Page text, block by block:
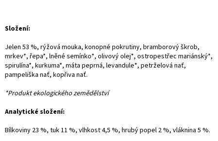
Složení:
Jelen 53 %, rýžová mouka, konopné pokrutiny, bramborový škrob,
mrkev*, řepa*, lněné semínko*, olivový olej*, ostropestřec mariánský*,
spirulína*, kurkuma*, máta peprná, levandule*, petrželová nať,
pampeliška nať, kopřiva nať.
*Produkt ekologického zemědělství
Analytické složení:
Bílkoviny 23 %, tuk 11 %, vlhkost 4,5 %, hrubý popel 2 %, vláknina 5 %.